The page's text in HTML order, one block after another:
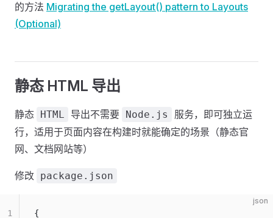
的方法 Migrating the getLayout() pattern to Layouts
(Optional)
静态 HTML 导出
静态 HTML 导出不需要 Node.js
服务，即可独立运
行，适用于页面内容在构建时就能确定的场景（静态官
网、文档网站等）
修改 package.json
json
{
1